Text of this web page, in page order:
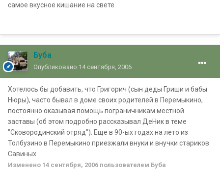
самое вкусное кишание на свете.
Буба
Опубликовано 14 сентября, 2006
Хотелось бы добавить, что Григорич (сын деды Гриши и бабы
Нюры), часто бывал в доме своих родителей в Перемыкино,
постоянно оказывая помощь пограничникам местной
заставы (об этом подробно рассказывал ДеНик в теме
"Сковородинский отряд"). Еще в 90-ых годах на лето из
Толбузино в Перемыкино приезжали внуки и внучки стариков
Савиных.
Изменено 14 сентября, 2006 пользователем Буба